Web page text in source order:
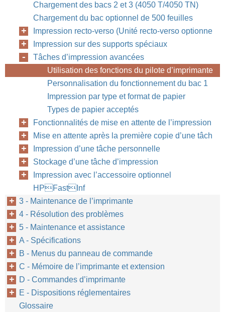
Chargement des bacs 2 et 3 (4050 T/4050 TN)
Chargement du bac optionnel de 500 feuilles
Impression recto-verso (Unité recto-verso optionne
Impression sur des supports spéciaux
Tâches d’impression avancées
Utilisation des fonctions du pilote d’imprimante
Personnalisation du fonctionnement du bac 1
Impression par type et format de papier
Types de papier acceptés
Fonctionnalités de mise en attente de l’impression
Mise en attente après la première copie d’une tâch
Impression d’une tâche personnelle
Stockage d’une tâche d’impression
Impression avec l’accessoire optionnel
HPFastInf
3 - Maintenance de l’imprimante
4 - Résolution des problèmes
5 - Maintenance et assistance
A - Spécifications
B - Menus du panneau de commande
C - Mémoire de l’imprimante et extension
D - Commandes d’imprimante
E - Dispositions réglementaires
Glossaire